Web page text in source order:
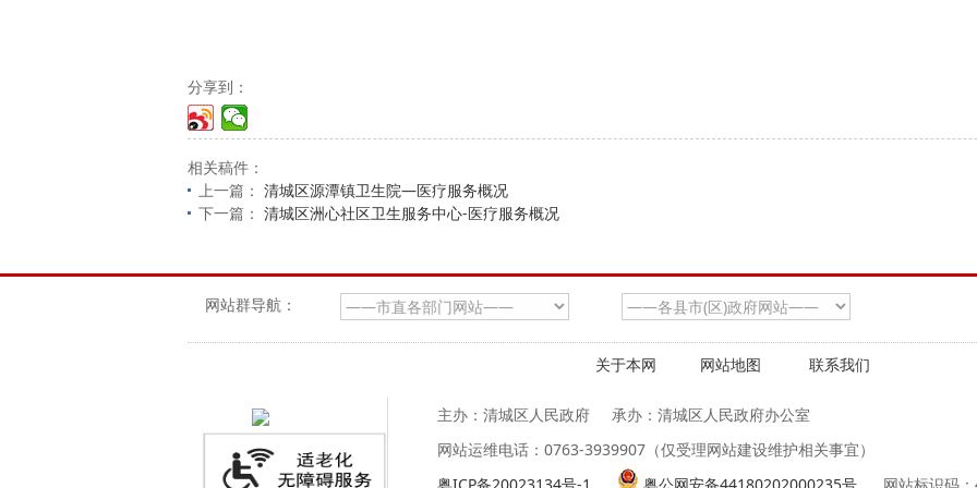
分享到：
相关稿件：
上一篇： 清城区源潭镇卫生院—医疗服务概况
下一篇： 清城区洲心社区卫生服务中心-医疗服务概况
网站群导航：
关于本网 网站地图 联系我们
主办：清城区人民政府
承办：清城区人民政府办公室
网站运维电话：0763-3939907（仅受理网站建设维护相关事宜）